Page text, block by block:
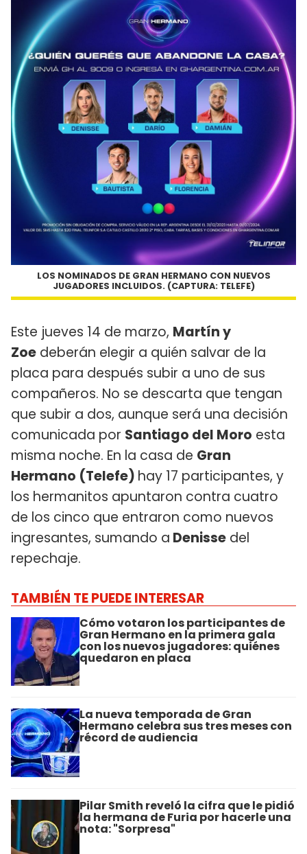
LOS NOMINADOS DE GRAN HERMANO CON NUEVOS
JUGADORES INCLUIDOS. (CAPTURA: TELEFE)
Este jueves 14 de marzo, Martín y
Zoe deberán elegir a quién salvar de la
placa para después subir a uno de sus
compañeros. No se descarta que tengan
que subir a dos, aunque será una decisión
comunicada por Santiago del Moro esta
misma noche. En la casa de Gran
Hermano (Telefe) hay 17 participantes, y
los hermanitos apuntaron contra cuatro
de los cinco que entraron como nuevos
ingresantes, sumando a Denisse del
repechaje.
TAMBIÉN TE PUEDE INTERESAR
Cómo votaron los participantes de
Gran Hermano en la primera gala
con los nuevos jugadores: quiénes
quedaron en placa
La nueva temporada de Gran
Hermano celebra sus tres meses con
récord de audiencia
Pilar Smith reveló la cifra que le pidió
la hermana de Furia por hacerle una
nota: "Sorpresa"